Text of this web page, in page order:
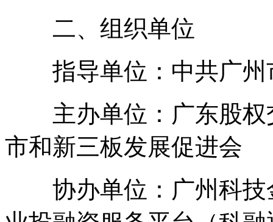
二、组织单位
指导单位：中共广州
主办单位：广东股权
市和新三板发展促进会
协办单位：广州科技